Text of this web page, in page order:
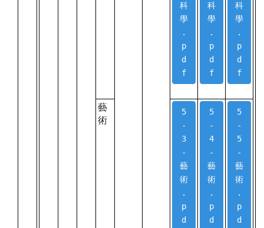
科
學
.
p
d
f
科
學
.
p
d
f
科
學
.
p
d
f
藝
術
5
-
3
-
藝
術
.
p
d
5
-
4
-
藝
術
.
p
d
5
-
5
-
藝
術
.
p
d